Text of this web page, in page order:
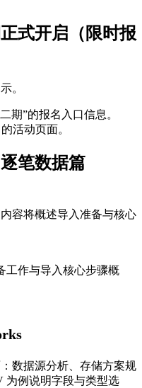
式开启（限时报
。
期”的报名入口信息。
活动页面。
笔数据篇
容将概述导入准备与核心
工作与导入核心步骤概
数据源分析、存储方案规
为例说明字段与类型选